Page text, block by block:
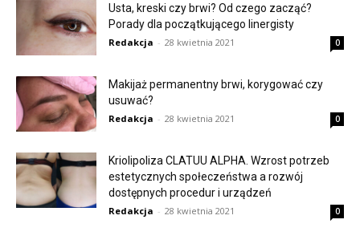
Usta, kreski czy brwi? Od czego zacząć?
Porady dla początkującego linergisty
Redakcja - 28 kwietnia 2021 0
Makijaż permanentny brwi, korygować czy
usuwać?
Redakcja - 28 kwietnia 2021 0
Kriolipoliza CLATUU ALPHA. Wzrost potrzeb
estetycznych społeczeństwa a rozwój
dostępnych procedur i urządzeń
Redakcja - 28 kwietnia 2021 0